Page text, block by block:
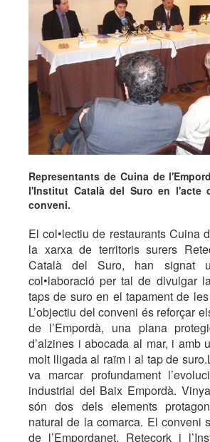
Representants de Cuina de
l'Institut Català del Suro en l'acte
conveni.
El col•lectiu de restaurants Cuina
la xarxa de territoris surers
Català del Suro, han signat
col•laboració per tal de divulgar
taps de suro en el tapament de
L’objectiu del conveni és reforçar
de l’Empordà, una plana
d’alzines i abocada al mar, i amb
molt lligada al raïm i al tap de
va marcar profundament
industrial del Baix Empordà.
són dos dels elements
natural de la comarca. El conveni
de l’Empordanet, Retecork i